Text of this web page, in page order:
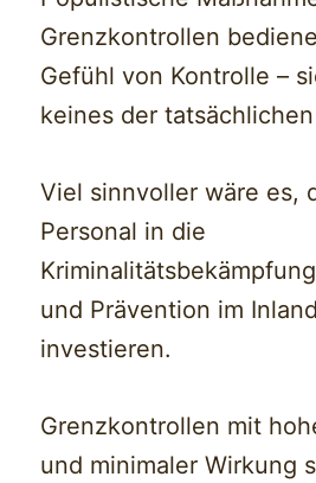
Grenzkontrollen
Gefühl von Kontrolle –
keines der
Viel sinnvoller wäre es,
Personal in die
und Prävention im
investieren.
Grenzkontrollen mit
und minimaler Wirkung